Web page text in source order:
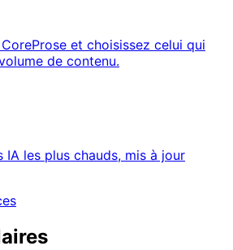
et choisissez celui qui
de contenu.
IA les plus chauds, mis à jour